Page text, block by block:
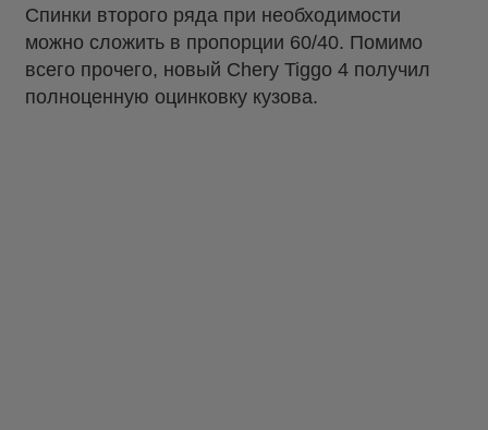
Спинки второго ряда при необходимости
можно сложить в пропорции 60/40. Помимо
всего прочего, новый Chery Tiggo 4 получил
полноценную оцинковку кузова.